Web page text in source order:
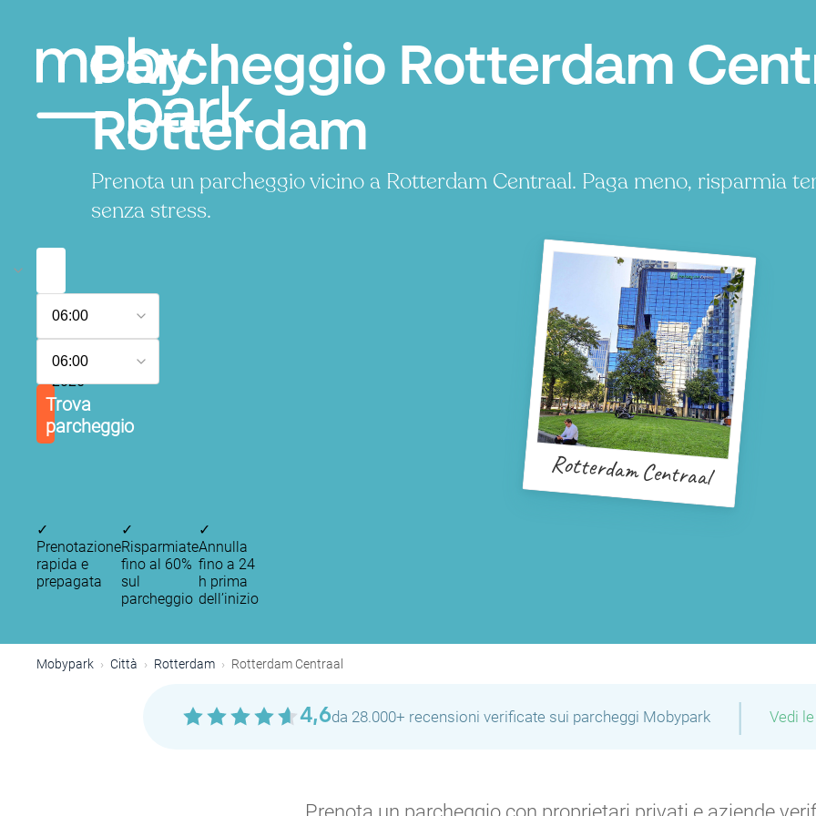
Parcheggio Rotterdam
Rotterdam
Prenota un parcheggio vicino a Rotterdam Centraal. Paga meno, risparmia
senza stress.
agosto
2026
06:00
agosto
2026
06:00
Trova
parcheggio
Rotterdam Centraal
✓
Prenotazione
rapida e
prepagata
✓
Risparmiate
fino al 60%
sul
parcheggio
✓
Annulla
fino a 24
h prima
dell’inizio
Mobypark Città Rotterdam Rotterdam Centraal
4,6da 28.000+ recensioni verificate sui parcheggi Mobypark | Vedi